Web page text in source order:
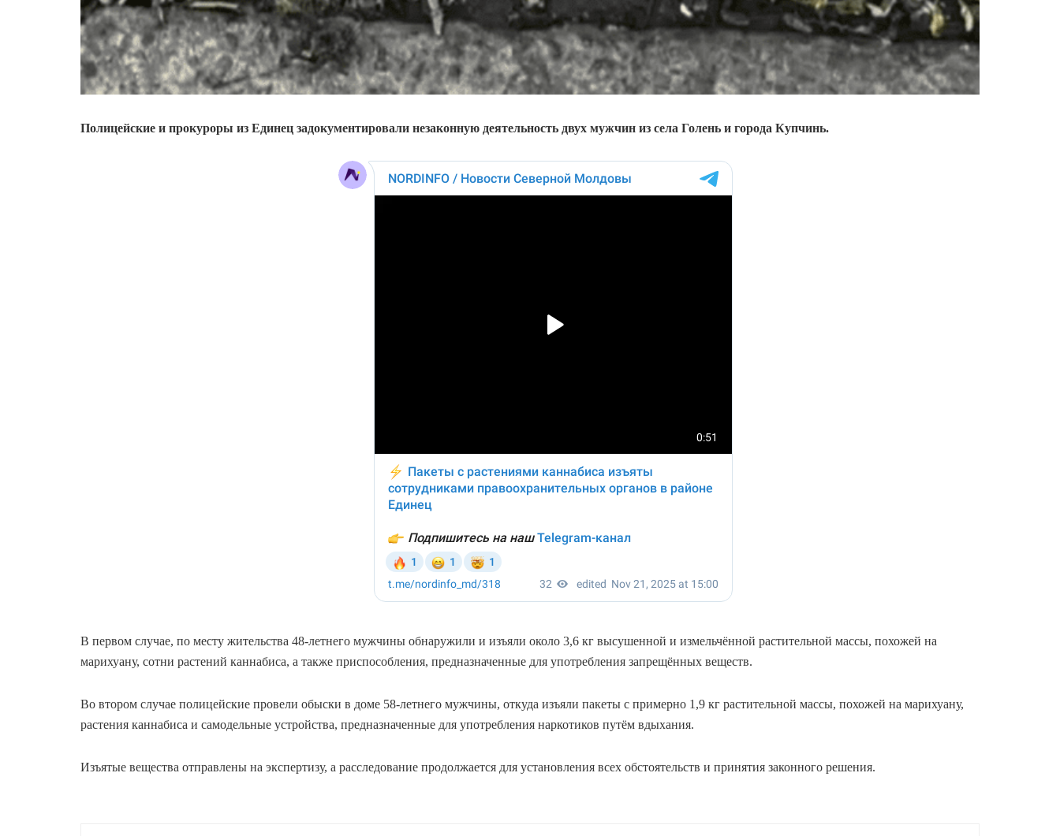
Полицейские и прокуроры из Единец задокументировали незаконную деятельность двух мужчин из села Голень и города Купчинь.
В первом случае, по месту жительства 48-летнего мужчины обнаружили и изъяли около 3,6 кг высушенной и измельчённой растительной массы, похожей на
марихуану, сотни растений каннабиса, а также приспособления, предназначенные для употребления запрещённых веществ.
Во втором случае полицейские провели обыски в доме 58-летнего мужчины, откуда изъяли пакеты с примерно 1,9 кг растительной массы, похожей на марихуану,
растения каннабиса и самодельные устройства, предназначенные для употребления наркотиков путём вдыхания.
Изъятые вещества отправлены на экспертизу, а расследование продолжается для установления всех обстоятельств и принятия законного решения.